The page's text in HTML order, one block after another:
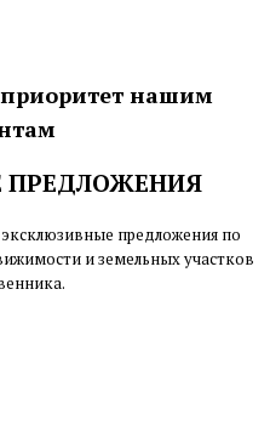
нашим
ПРЕДЛОЖЕНИЯ
предложения по
и земельных участков